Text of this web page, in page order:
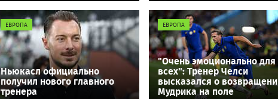
ЕВРОПА
Ньюкасл официально
получил нового главного
тренера
ЕВРОПА
"Очень эмоционально для
всех": Тренер Челси
высказался о
Мудрика на поле